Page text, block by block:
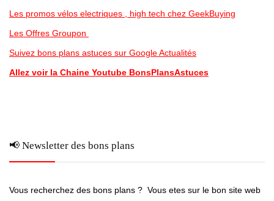
Les promos vélos electriques , high tech chez GeekBuying
Les Offres Groupon
Suivez bons plans astuces sur Google Actualités
Allez voir la Chaine Youtube BonsPlansAstuces
📢 Newsletter des bons plans
Vous recherchez des bons plans ? Vous etes sur le bon site web